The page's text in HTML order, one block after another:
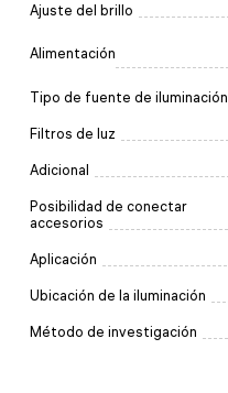
Ajuste del brillo
Alimentación
Tipo de fuente de iluminación
Filtros de luz
Adicional
Posibilidad de conectar
accesorios
Aplicación
Ubicación de la iluminación
Método de investigación